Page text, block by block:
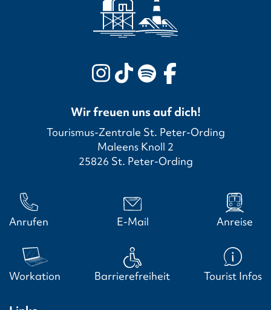
Wir freuen uns auf dich!
Tourismus-Zentrale St. Peter-Ording
Maleens Knoll 2
25826 St. Peter-Ording
Anrufen E-Mail Anreise
Workation Barrierefreiheit Tourist Infos